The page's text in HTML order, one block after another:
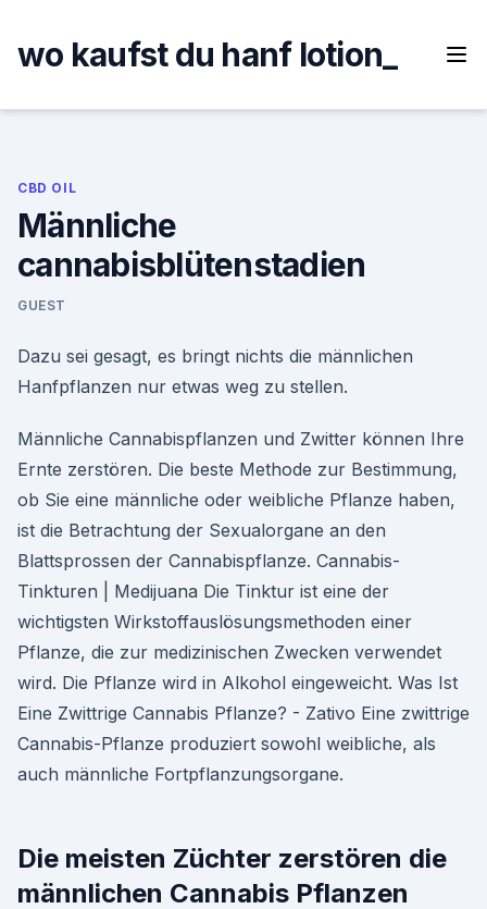
content
wo kaufst du hanf lotion_
CBD OIL
Männliche
cannabisblütenstadien
GUEST
Dazu sei gesagt, es bringt nichts die männlichen
Hanfpflanzen nur etwas weg zu stellen.
Männliche Cannabispflanzen und Zwitter können Ihre
Ernte zerstören. Die beste Methode zur Bestimmung,
ob Sie eine männliche oder weibliche Pflanze haben,
ist die Betrachtung der Sexualorgane an den
Blattsprossen der Cannabispflanze. Cannabis-
Tinkturen | Medijuana Die Tinktur ist eine der
wichtigsten Wirkstoffauslösungsmethoden einer
Pflanze, die zur medizinischen Zwecken verwendet
wird. Die Pflanze wird in Alkohol eingeweicht. Was Ist
Eine Zwittrige Cannabis Pflanze? - Zativo Eine zwittrige
Cannabis-Pflanze produziert sowohl weibliche, als
auch männliche Fortpflanzungsorgane.
Die meisten Züchter zerstören die
männlichen Cannabis Pflanzen